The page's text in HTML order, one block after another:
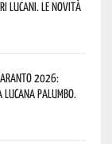
lucani. Le novità
2026:
Palumbo.